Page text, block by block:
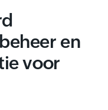
en
voor